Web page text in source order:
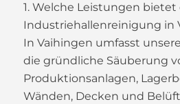
1. Welche Leistungen bietet
Industriehallenreinigung in
In Vaihingen umfasst
die gründliche Säuberung
Produktionsanlagen,
Wänden, Decken und